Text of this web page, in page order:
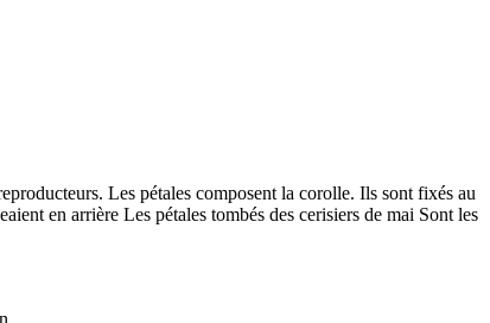
Les pétales composent la corolle. Ils sont fixés au
en arrière Les pétales tombés des cerisiers de mai Sont les